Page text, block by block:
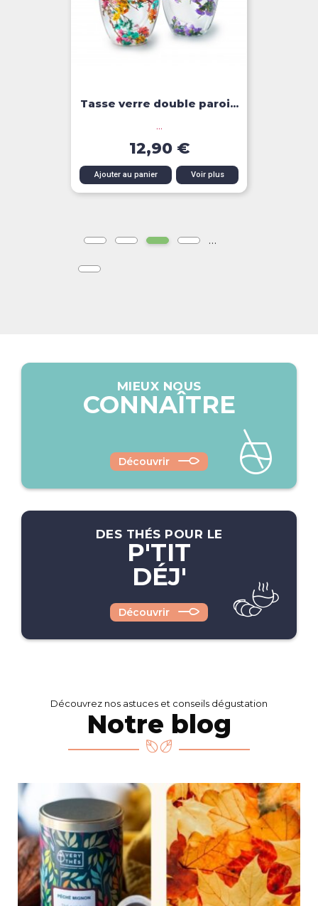
Tasse verre double paroi...
...
12,90 €
Ajouter au panier Voir plus
…
MIEUX NOUS
CONNAÎTRE
Découvrir
DES THÉS POUR LE
P'TIT
DÉJ'
Découvrir
Découvrez nos astuces et conseils dégustation
Notre blog